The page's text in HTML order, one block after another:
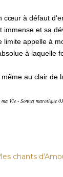
cœur à défaut
immense et sa
limite appelle à
à laquelle
au clair de
ma Vie - Sonnet marotique
chants